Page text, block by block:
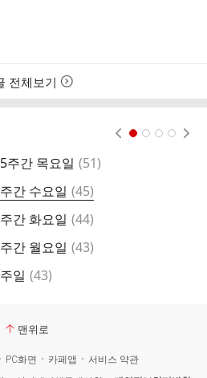
전체보기
주간 목요일 댓
(51)
간 수요일 댓
글
(45)
간 화요일 댓
(44)
간 월요일 댓
(43)
일 댓
(43)
맨위로
PC화면 카페앱
서비스 약관